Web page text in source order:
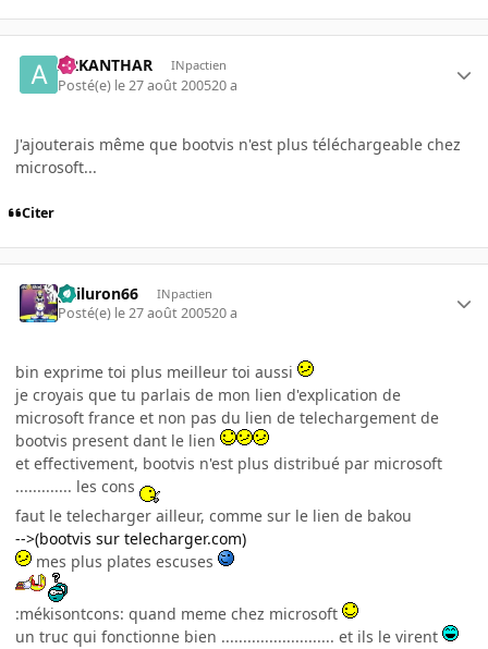
ARKANTHAR INpactien
Posté(e) le 27 août 200520 a
J'ajouterais même que bootvis n'est plus téléchargeable chez
microsoft...
Citer
gailuron66 INpactien
Posté(e) le 27 août 200520 a
bin exprime toi plus meilleur toi aussi
je croyais que tu parlais de mon lien d'explication de
microsoft france et non pas du lien de telechargement de
bootvis present dant le lien
et effectivement, bootvis n'est plus distribué par microsoft
............. les cons
faut le telecharger ailleur, comme sur le lien de bakou
-->(bootvis sur telecharger.com)
mes plus plates escuses
:mékisontcons: quand meme chez microsoft
un truc qui fonctionne bien .......................... et ils le virent